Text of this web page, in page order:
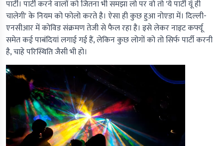
पार्टी। पार्टी करने वालों को जितना भी समझा लो पर वो तो 'ये पार्टी यूँ ही
चालेगी' के नियम को फोलो करते है। ऐसा ही कुछ हुआ नोएडा में। दिल्ली-
एनसीआर में कोविड संक्रमण तेजी से फैल रहा है। इसे लेकर नाइट कर्फ्यू
समेत कई पाबंदियां लगाई गई हैं, लेकिन कुछ लोगों को तो सिर्फ पार्टी करनी
है, चाहे परिस्थिति जैसी भी हो।